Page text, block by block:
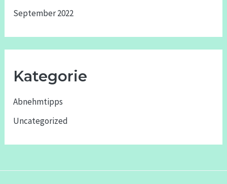
September 2022
Kategorie
Abnehmtipps
Uncategorized